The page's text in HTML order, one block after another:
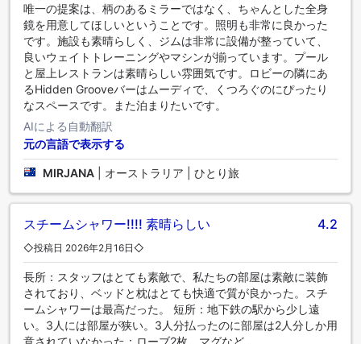
唯一の提案は、柄のあるミラーではなく、ちゃんとした全身
鏡を用意してほしいということです。照明も非常に良かった
です。施設も素晴らしく、ジムは非常に設備が整っていて、
良いウェイトトレーニングやマシンが揃っています。プール
と屋上レストランは素晴らしい雰囲気です。ロビーの隣にあ
るHidden Grooveバーはムーディで、くつろぐのにぴったり
なスペースです。また泊まりたいです。
AIによる自動翻訳
元の言語で表示する
MIRJANA オーストラリア | ひとり旅
スチームシャワー!!!! 素晴らしい 4.2
◇投稿日 2026年2月16日◇
長所：スタッフはとても素敵で、私たちの部屋は素敵に装飾
されており、ベッドと枕はとても快適で質が良かった。スチ
ームシャワーは最高だった。 短所：地下鉄の駅から少し遠
い。3人には部屋が狭い。3人分払ったのに部屋は2人分しか用
意されていなかった：ローブ2枚、マグなど。